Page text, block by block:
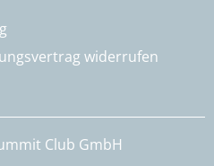
widerrufen
Club GmbH